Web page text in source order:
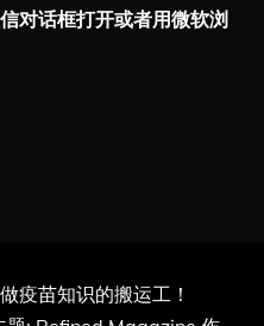
对话框打开或者用微软浏
疫苗知识的搬运工！